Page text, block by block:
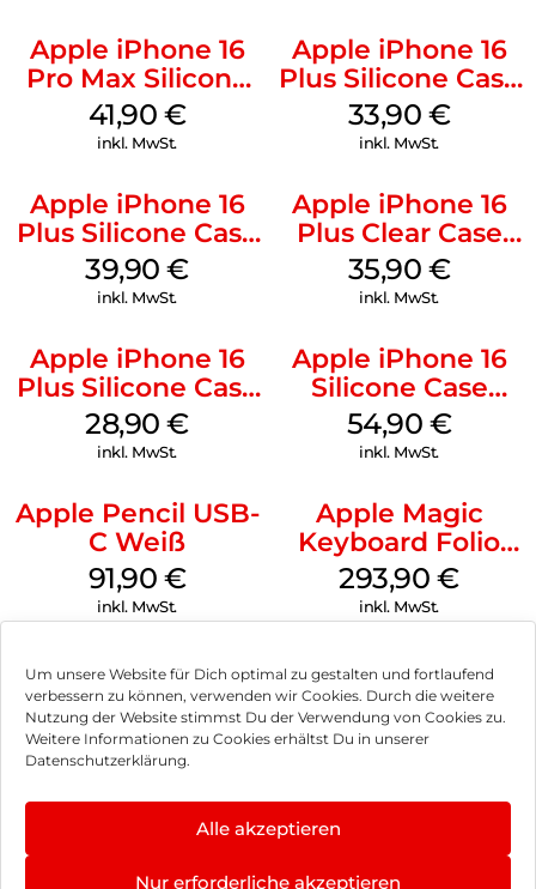
Um unsere Website für Dich optimal zu gestalten und fortlaufend
verbessern zu können, verwenden wir Cookies. Durch die weitere
Nutzung der Website stimmst Du der Verwendung von Cookies zu.
Weitere Informationen zu Cookies erhältst Du in unserer
Datenschutzerklärung.
Alle akzeptieren
Nur erforderliche akzeptieren
Apple iPhone 16
Pro Max Silicone
Case MagSafe
Ultramarine
41,90 €
inkl. MwSt.
Apple iPhone 16
Plus Silicone Case
MagSafe Lake
Green
33,90 €
inkl. MwSt.
Apple iPhone 16
Plus Silicone Case
MagSafe Plum
39,90€
inkl. MwSt.
Apple iPhone 16
Plus Clear Case
MagSafe
Transparent
35,90 €
inkl. MwSt.
Apple iPhone 16
Plus Silicone Case
MagSafe Black
28,90€
inkl. MwSt.
Apple iPhone 16
Silicone Case
MagSafe Lake
Green
54,90 €
inkl. MwSt.
Apple Pencil USB-
C Weiß
91,90 €
inkl. MwSt.
Apple Magic
Keyboard Folio
iPad 10.9″ (10.Gen.)
Weiß
293,90€
inkl. MwSt.
Impressum